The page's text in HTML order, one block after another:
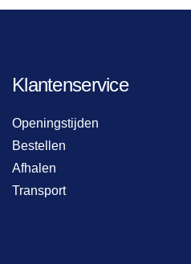
Klantenservice
Openingstijden
Bestellen
Afhalen
Transport